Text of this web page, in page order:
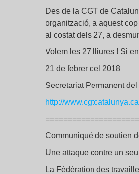
Des de la CGT de
organització, a aquest
al costat dels 27, a
Volem les 27 lliures ! Si
21 de febrer del 2018
Secretariat Permanent
http://
Communiqué de soutien
Une attaque contre un
La Fédération des